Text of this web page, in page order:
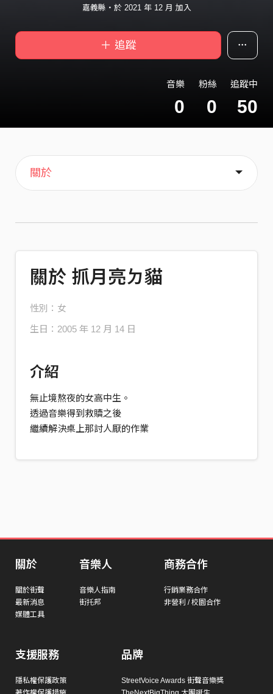
嘉義縣・於 2021 年 12 月 加入
＋ 追蹤
音樂
0
粉絲
0
追蹤中
50
主頁
喜歡
關於
關於 抓月亮ㄉ貓
性別：女
生日：2005 年 12 月 14 日
介紹
無止境熬夜的女高中生。
透過音樂得到救贖之後
繼續解決桌上那討人厭的作業
關於
關於街聲
最新消息
媒體工具
音樂人
音樂人指南
街托邦
商務合作
行銷業務合作
非營利 / 校園合作
支援服務
隱私權保護政策
品牌
StreetVoice Awards 街聲音樂獎